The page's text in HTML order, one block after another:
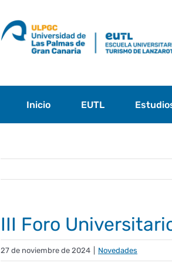
Inicio EUTL
III Foro
27 de noviembre de 2024 Novedades